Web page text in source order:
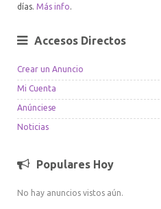
días. Más info.
Accesos Directos
Crear un Anuncio
Mi Cuenta
Anúnciese
Noticias
Populares Hoy
No hay anuncios vistos aún.